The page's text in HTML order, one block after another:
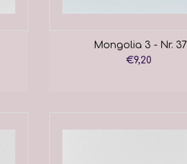
Mongolia 3 - Nr. 37
€9,20